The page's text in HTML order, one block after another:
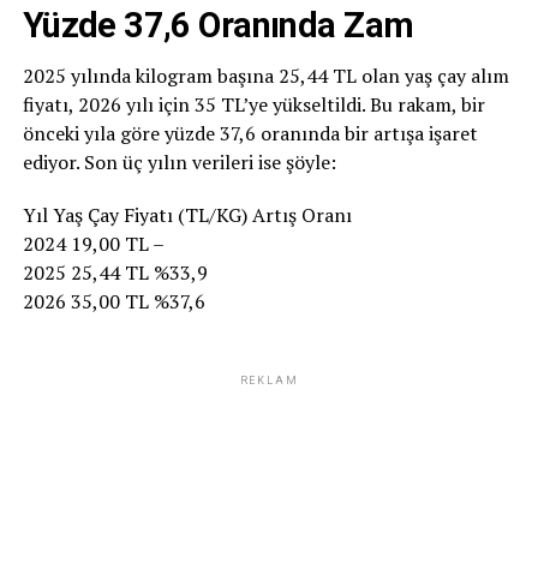
Yüzde 37,6 Oranında Zam
2025 yılında kilogram başına 25,44 TL olan yaş çay alım
fiyatı, 2026 yılı için 35 TL’ye yükseltildi. Bu rakam, bir
önceki yıla göre yüzde 37,6 oranında bir artışa işaret
ediyor. Son üç yılın verileri ise şöyle:
Yıl Yaş Çay Fiyatı (TL/KG) Artış Oranı
2024 19,00 TL –
2025 25,44 TL %33,9
2026 35,00 TL %37,6
REKLAM